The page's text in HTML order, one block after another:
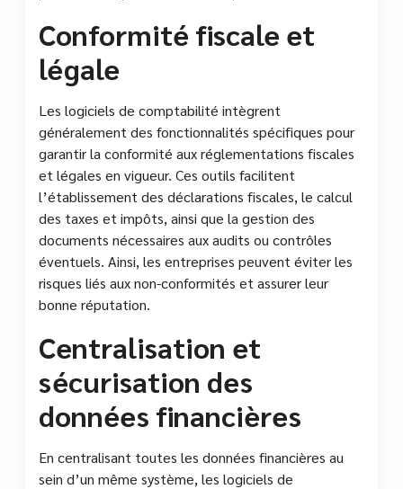
Conformité fiscale et
légale
Les logiciels de comptabilité intègrent
généralement des fonctionnalités spécifiques pour
garantir la conformité aux réglementations fiscales
et légales en vigueur. Ces outils facilitent
l’établissement des déclarations fiscales, le calcul
des taxes et impôts, ainsi que la gestion des
documents nécessaires aux audits ou contrôles
éventuels. Ainsi, les entreprises peuvent éviter les
risques liés aux non-conformités et assurer leur
bonne réputation.
Centralisation et
sécurisation des
données financières
En centralisant toutes les données financières au
sein d’un même système, les logiciels de